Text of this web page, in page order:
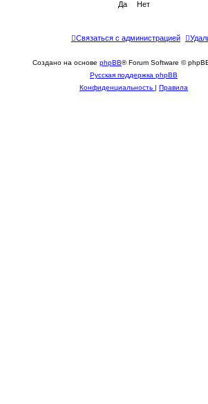
Связаться с администрацией
Создано на основе phpBB® Forum Software ©
Русская поддержка phpBB
Конфиденциальность | Правила